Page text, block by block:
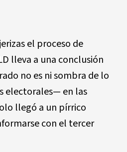
el proceso de
lleva a una conclusión
no es ni sombra de lo
electorales— en las
llegó a un pírrico
con el tercer